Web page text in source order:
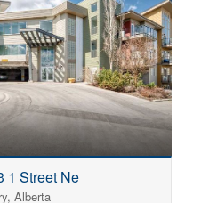
1 Street Ne
Alberta